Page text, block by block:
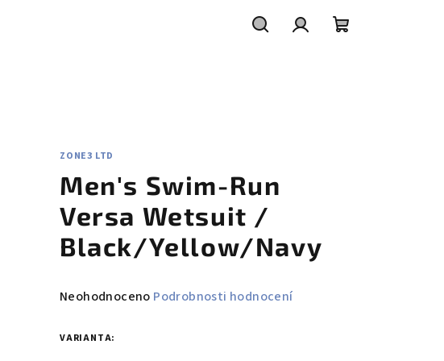
ZONE3 LTD
Men's Swim-Run
Versa Wetsuit /
Black/Yellow/Navy
Průměrné
produktu
Neohodnoceno Podrobnosti hodnocení
VARIANTA: